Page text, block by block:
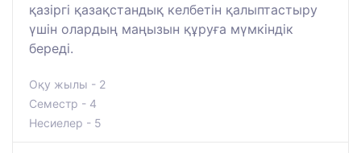
қазіргі қазақстандық келбетін қалыптастыру
үшін олардың маңызын құруға мүмкіндік
береді.
Оқу жылы - 2
Семестр - 4
Несиелер - 5